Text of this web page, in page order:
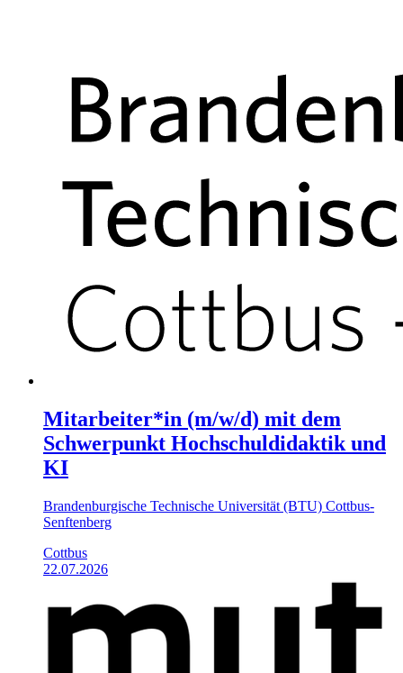
Mitarbeiter*in (m/w/d) mit dem
Schwerpunkt Hochschuldidaktik und
KI
Brandenburgische Technische Universität (BTU) Cottbus-
Senftenberg
Cottbus
22.07.2026